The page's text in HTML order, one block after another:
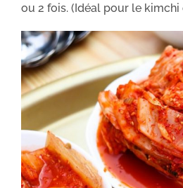
ou 2 fois. (Idéal pour le kimchi